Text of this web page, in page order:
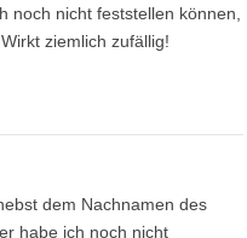
noch nicht feststellen können,
ziemlich zufällig!
dem Nachnamen des
habe ich noch nicht